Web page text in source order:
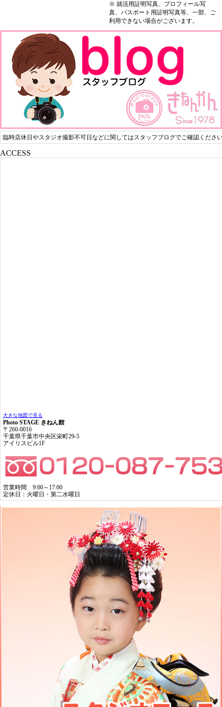
※ 就活用証明写真、プロフィール写
真、パスポート用証明写真等、一部、ご
利用できない場合がございます。
臨時店休日やスタジオ撮影不可日などに関してはスタッフブログでご確認くださ
ACCESS
大きな地図で見る
Photo STAGE きねん館
〒260-0016
千葉県千葉市中央区栄町29-5
アイリスビル1F
営業時間 9:00～17:00
定休日：火曜日・第二水曜日